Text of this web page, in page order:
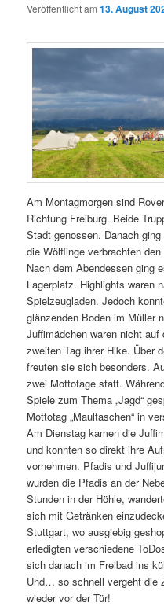
Veröffentlicht am13. August
Am Montagmorgen sind
Richtung Freiburg. Beide
Stadt genossen. Danach
die Wölflinge verbrachten
Nach dem Abendessen ging
Lagerplatz. Highlights waren
Spielzeugladen. Jedoch
glänzenden Boden im Müller
Juffimädchen waren nicht
zweiten Tag ihrer Hike. Über
freuten sie sich besonders.
zwei Mottotage statt.
Spiele zum Thema „Jagd“
Mottotag „Maultaschen“ in
Am Dienstag kamen die
und konnten so direkt ihre
vornehmen. Pfadis und
wurden die Pfadis an der
Stunden in der Höhle,
sich mit Getränken
Stuttgart, wo ausgiebig
erledigten verschiedene
sich danach im Freibad ins
Und… so schnell vergeht die
wieder vor der Tür!